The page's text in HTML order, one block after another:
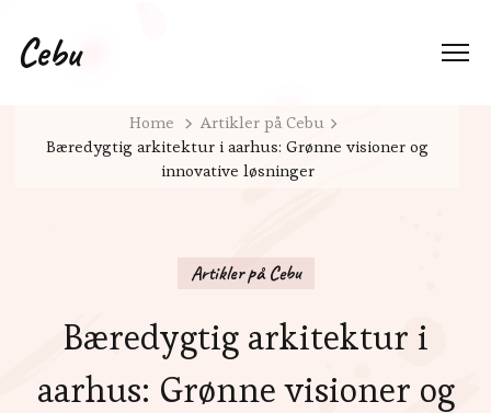
Cebu
Home
Artikler på Cebu
Bæredygtig arkitektur i aarhus: Grønne visioner og
innovative løsninger
Artikler på Cebu
Bæredygtig arkitektur i
aarhus: Grønne visioner og